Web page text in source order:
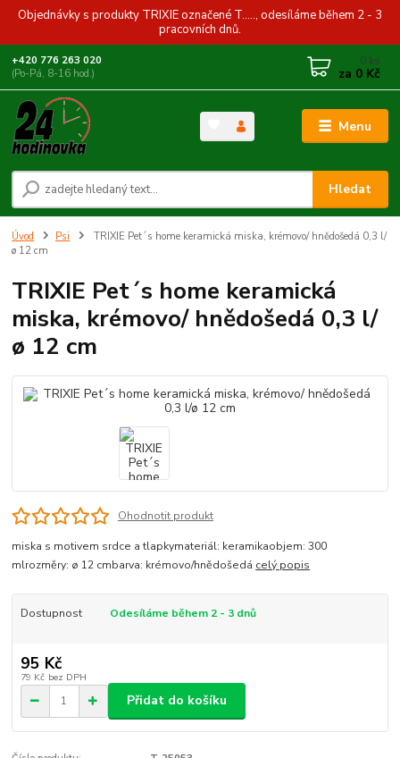
Objednávky s produkty TRIXIE označené T....., odesíláme během 2 - 3
pracovních dnů.
Menu
Hledat
+420 776 263 020
(Po-Pá, 8-16 hod.)
0 ks
za 0 Kč
Úvod Psi
TRIXIE Pet´s home keramická miska, krémovo/ hnědošedá 0,3 l/
ø 12 cm
TRIXIE Pet´s home keramická
miska, krémovo/ hnědošedá 0,3 l/
ø 12 cm
Ohodnotit produkt
miska s motivem srdce a tlapkymateriál: keramikaobjem: 300
mlrozměry: ø 12 cmbarva: krémovo/hnědošedá celý popis
Dostupnost Odesíláme během 2 - 3 dnů
95 Kč
79 Kč bez DPH
Přidat do košíku